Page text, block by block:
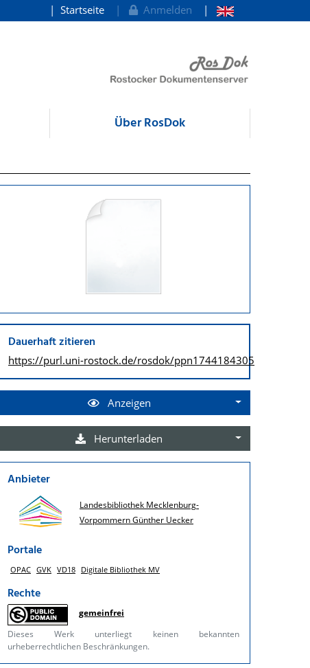
Startseite Anmelden
Über RosDok
Dauerhaft zitieren
https://purl.uni-rostock.de/rosdok/ppn1744184305
Anzeigen
Herunterladen
Anbieter
Landesbibliothek Mecklenburg-
Vorpommern Günther Uecker
Portale
OPAC GVK VD18 Digitale Bibliothek MV
Rechte
gemeinfrei
Dieses Werk unterliegt keinen bekannten
urheberrechtlichen Beschränkungen.